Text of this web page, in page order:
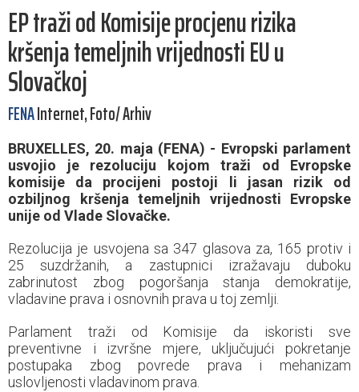
EP traži od Komisije procjenu rizika
kršenja temeljnih vrijednosti EU u
Slovačkoj
FENAInternet, Foto/ Arhiv
BRUXELLES, 20. maja (FENA) - Evropski parlament
usvojio je rezoluciju kojom traži od Evropske
komisije da procijeni postoji li jasan rizik od
ozbiljnog kršenja temeljnih vrijednosti Evropske
unije od Vlade Slovačke.
Rezolucija je usvojena sa 347 glasova za, 165 protiv i
25 suzdržanih, a zastupnici izražavaju duboku
zabrinutost zbog pogoršanja stanja demokratije,
vladavine prava i osnovnih prava u toj zemlji.
Parlament traži od Komisije da iskoristi sve
preventivne i izvršne mjere, uključujući pokretanje
postupaka zbog povrede prava i mehanizam
uslovljenosti vladavinom prava.